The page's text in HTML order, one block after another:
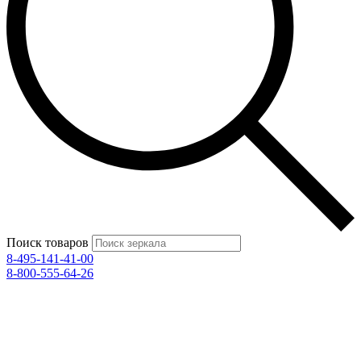
Поиск товаров
8-495-141-41-00
8-800-555-64-26